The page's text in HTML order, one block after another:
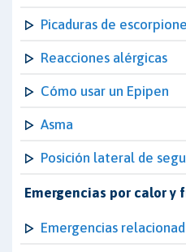
Picaduras de
Reacciones alérgicas
Cómo usar un Epipen
Asma
Posición lateral de
Emergencias por calor y
Emergencias